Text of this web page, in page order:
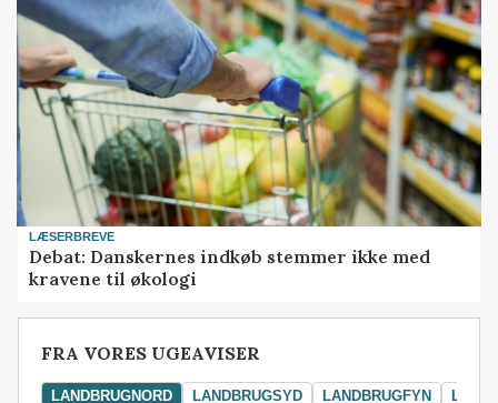
LÆSERBREVE
Debat: Danskernes indkøb stemmer ikke med
kravene til økologi
FRA VORES UGEAVISER
LANDBRUGNORD LANDBRUGSYD LANDBRUGFYN